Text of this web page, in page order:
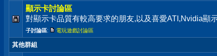
顯示卡討論區
對顯示卡品質有較高要求的朋友,以及喜愛ATI,Nvidia顯
子討論區: 電玩遊戲討論區
其他群組